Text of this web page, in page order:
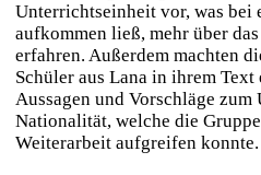
Unterrichtseinheit vor, was bei
aufkommen ließ, mehr über
erfahren. Außerdem machten
Schüler aus Lana in ihrem
Aussagen und Vorschläge zum
Nationalität, welche die
Weiterarbeit aufgreifen konnte.